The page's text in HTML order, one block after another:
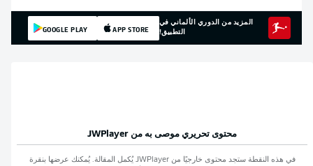
المزيد من الدوري الألماني في
التطبيق!
APP STORE
GOOGLE PLAY
محتوى تحريري موصى به من JWPlayer
في هذه النقطة ستجد محتوى خارجيًا منJWPlayer يُكمل المقالة. يُمكنك عرضها بنقرة